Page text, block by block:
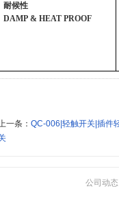
耐候性
DAMP & HEAT PROOF
一条： QC-006|轻触开关|插件
公司动态